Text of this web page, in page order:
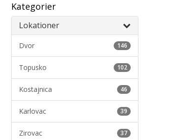
Kategorier
Lokationer
146
Dvor
102
Topusko
46
Kostajnica
39
Karlovac
37
Zirovac